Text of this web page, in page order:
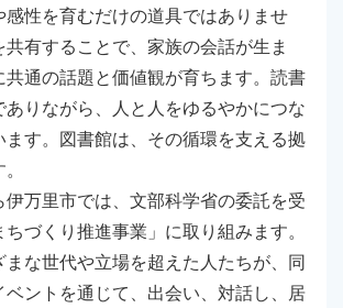
性を育むだけの道具ではありませ
有することで、家族の会話が生ま
共通の話題と価値観が育ちます。読書
ありながら、人と人をゆるやかにつな
ます。図書館は、その循環を支える拠
万里市では、文部科学省の委託を受
づくり推進事業」に取り組みます。
まな世代や立場を超えた人たちが、同
ベントを通じて、出会い、対話し、居